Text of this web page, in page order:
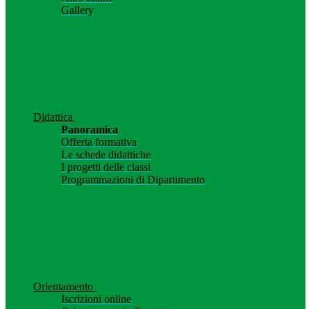
Gallery
Didattica
Panoramica
Offerta formativa
Le schede didattiche
I progetti delle classi
Programmazioni di Dipartimento
Orientamento
Iscrizioni online